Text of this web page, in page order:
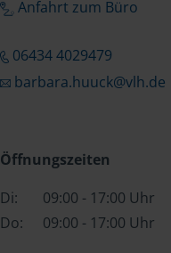
Anfahrt zum Büro
06434 4029479
barbara.huuck@vlh.de
Öffnungszeiten
Di:
09:00 - 17:00 Uhr
Do:
09:00 - 17:00 Uhr